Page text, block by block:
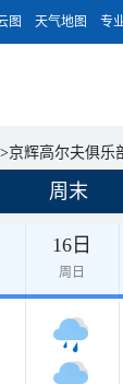
图 天气地图 专
>京辉高尔夫俱乐
周末
16日
周日